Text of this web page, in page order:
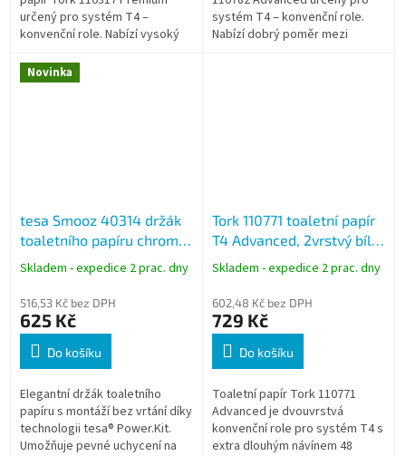
určený pro systém T4 –
konvenční role. Nabízí vysoký
vzhled papíru. Ideální řešení
pro...
systém T4 – konvenční role.
Nabízí dobrý poměr mezi
Novinka
tesa Smooz 40314 držák
toaletního papíru chrom
samolepicí
Skladem - expedice 2 prac. dny
516,53 Kč bez DPH
625 Kč
Do košíku
Elegantní držák toaletního
papíru s montáží bez vrtání díky
technologii tesa® Power.Kit.
Umožňuje pevné uchycení na
Tork 110771 toaletní papír
T4 Advanced, 2vrstvý bílý,
48 m, balení 30 rolí
Skladem - expedice 2 prac. dny
602,48 Kč bez DPH
729 Kč
Do košíku
Toaletní papír Tork 110771
Advanced je dvouvrstvá
konvenční role pro systém T4 s
extra dlouhým návínem 48